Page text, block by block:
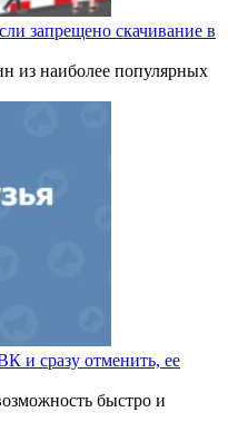
запрещено скачивание в
из наиболее популярных
и сразу отменить, ее
быстро и